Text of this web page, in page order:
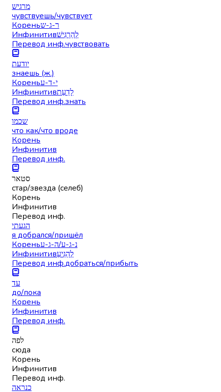
מרגיש
чувствуешь/чувствует
Кореньר-ג-ש
Инфинитивלְהַרְגִּישׁ
Перевод инф.чувствовать
יודעת
знаешь (ж.)
Кореньי-ד-ע
Инфинитивלָדַעַת
Перевод инф.знать
שכמו
что как/что вроде
Корень
Инфинитив
Перевод инф.
סטאר
стар/звезда (селеб)
Корень
Инфинитив
Перевод инф.
הגעתי
я добрался/пришёл
Кореньנ-ג-ע/ה-ג-ע
Инфинитивלְהַגִּיעַ
Перевод инф.добраться/прибыть
עד
до/пока
Корень
Инфинитив
Перевод инф.
לפה
сюда
Корень
Инфинитив
Перевод инф.
כנראה